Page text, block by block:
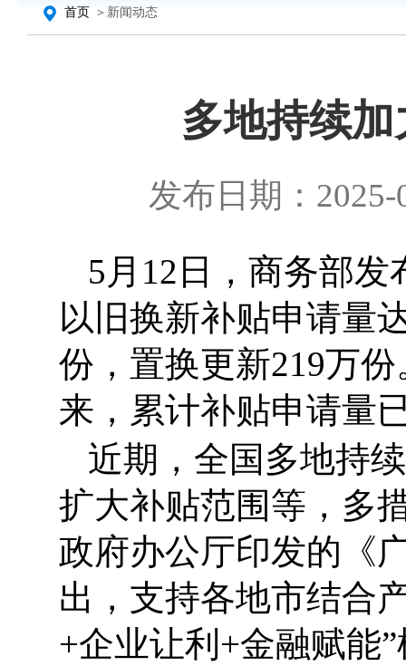
首页 ＞新闻动态
多地持续
发布日期：
5月12日，商务部发
以旧换新补贴申请量
份，置换更新219万
来，累计补贴申请量
近期，全国多地持
扩大补贴范围等，多
政府办公厅印发的《
出，支持各地市结合
+企业让利+金融赋能